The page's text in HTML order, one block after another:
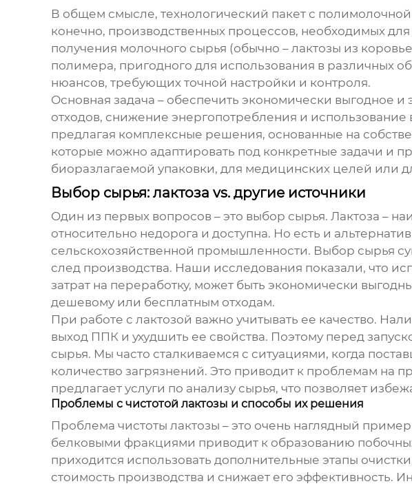
В общем смысле, технологический пакет с
конечно, производственных процессов, необходимых
получения молочного сырья (обычно – лактозы из
полимера, пригодного для использования в различных
нюансов, требующих точной настройки и контроля.
Основная задача – обеспечить экономически выгодное
отходов, снижение энергопотребления и использование
предлагая комплексные решения, основанные на
которые можно адаптировать под конкретные задачи и
биоразлагаемой упаковки, для медицинских целей или
Выбор сырья: лактоза vs. другие источники
Один из первых вопросов – это выбор сырья. Лактоза –
относительно недорога и доступна. Но есть и
сельскохозяйственной промышленности. Выбор сырья
след производства. Наши исследования показали, что
затрат на переработку, может быть экономически
дешевому или бесплатным отходам.
При работе с лактозой важно учитывать ее качество.
выход ППК и ухудшить ее свойства. Поэтому перед
сырья. Мы часто сталкиваемся с ситуациями, когда
количество загрязнений. Это приводит к проблемам на
предлагает услуги по анализу сырья, что позволяет
Проблемы с чистотой лактозы и способы их решения
Проблема чистоты лактозы – это очень наглядный
белковыми фракциями приводит к образованию
приходится использовать дополнительные этапы
стоимость производства и снижает его эффективность.